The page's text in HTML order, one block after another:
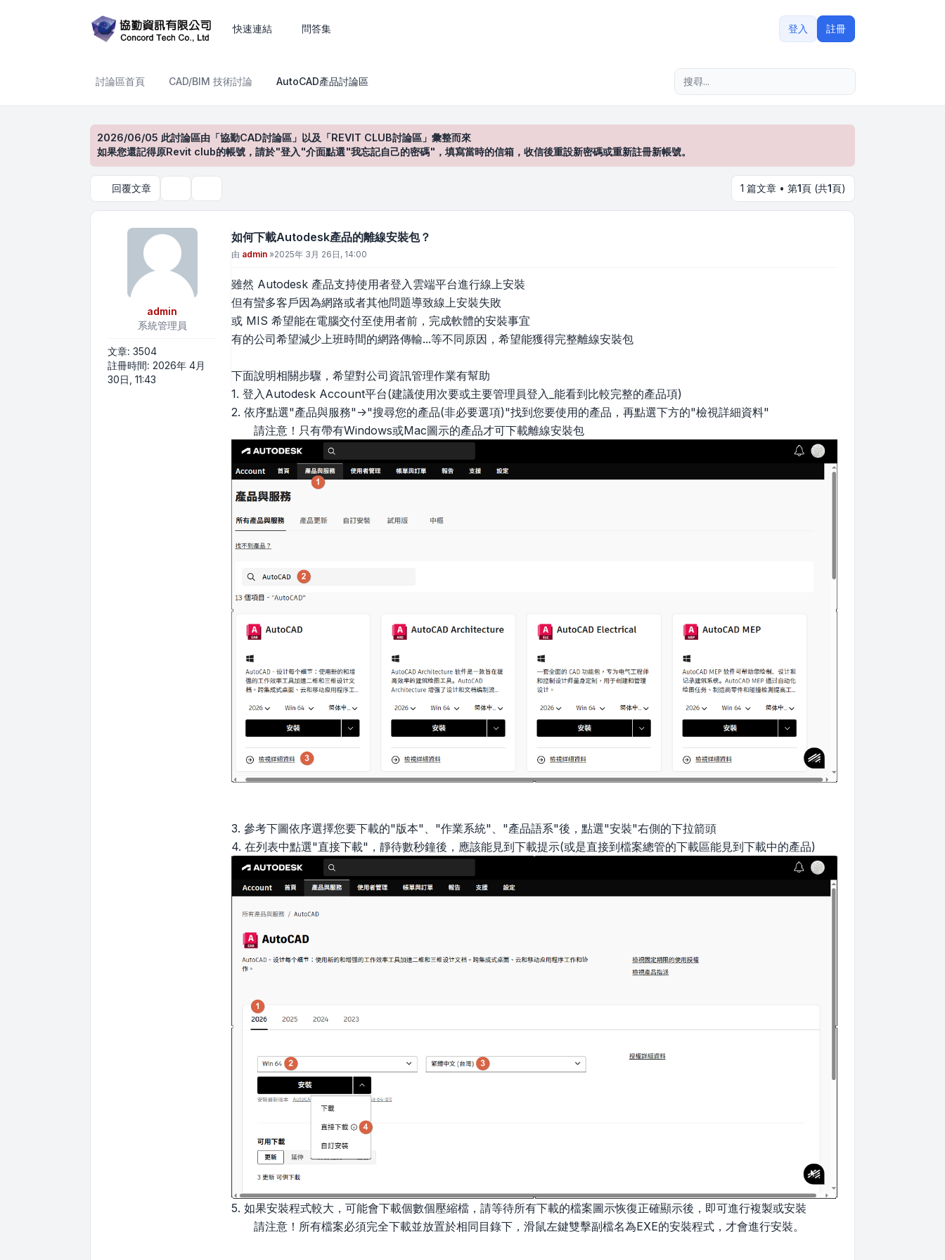
快速連結 問答集 登入 註冊
討論區首頁 CAD/BIM 技術討論 AutoCAD產品討論區
2026/06/05 此討論區由「協勤CAD討論區」以及「REVIT CLUB討論區」彙整而來
如果您還記得原Revit club的帳號，請於"登入"介面點選"我忘記自己的密碼"，填寫當時的信箱，收信後重設新密碼或重新註冊新帳號。
回覆文章 1 篇文章 • 第1頁 (共1頁)
admin
系統管理員
文章: 3504
註冊時間: 2026年 4月
30日, 11:43
如何下載Autodesk產品的離線安裝包？
文章
由 admin »2025年 3月 26日, 14:00
雖然 Autodesk 產品支持使用者登入雲端平台進行線上安裝
但有蠻多客戶因為網路或者其他問題導致線上安裝失敗
或 MIS 希望能在電腦交付至使用者前，完成軟體的安裝事宜
有的公司希望減少上班時間的網路傳輸...等不同原因，希望能獲得完整離線安裝包
下面說明相關步驟，希望對公司資訊管理作業有幫助
1. 登入Autodesk Account平台(建議使用次要或主要管理員登入_能看到比較完整的產品項)
2. 依序點選"產品與服務"->"搜尋您的產品(非必要選項)"找到您要使用的產品，再點選下方的"檢視詳細資料"
請注意！只有帶有Windows或Mac圖示的產品才可下載離線安裝包
3. 參考下圖依序選擇您要下載的"版本"、"作業系統"、"產品語系"後，點選"安裝"右側的下拉箭頭
4. 在列表中點選"直接下載"，靜待數秒鐘後，應該能見到下載提示(或是直接到檔案總管的下載區能見到下載中的產品)
5. 如果安裝程式較大，可能會下載個數個壓縮檔，請等待所有下載的檔案圖示恢復正確顯示後，即可進行複製或安裝
請注意！所有檔案必須完全下載並放置於相同目錄下，滑鼠左鍵雙擊副檔名為EXE的安裝程式，才會進行安裝。